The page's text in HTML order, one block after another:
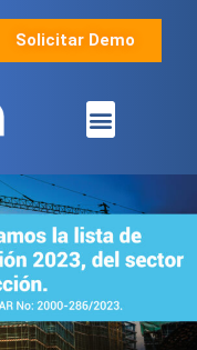
Solicitar Demo